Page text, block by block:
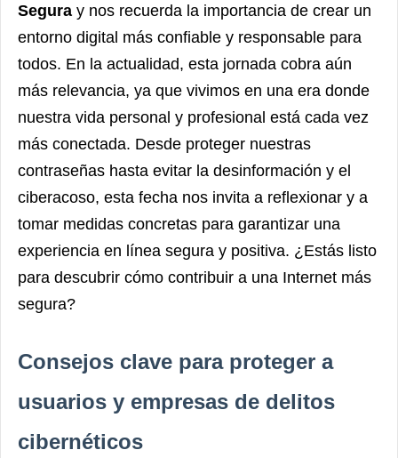
Segura y nos recuerda la importancia de crear un
entorno digital más confiable y responsable para
todos. En la actualidad, esta jornada cobra aún
más relevancia, ya que vivimos en una era donde
nuestra vida personal y profesional está cada vez
más conectada. Desde proteger nuestras
contraseñas hasta evitar la desinformación y el
ciberacoso, esta fecha nos invita a reflexionar y a
tomar medidas concretas para garantizar una
experiencia en línea segura y positiva. ¿Estás listo
para descubrir cómo contribuir a una Internet más
segura?
Consejos clave para proteger a
usuarios y empresas de delitos
cibernéticos